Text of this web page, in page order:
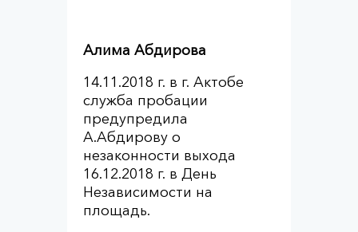
Алима Абдирова
14.11.2018 г. в г. Актобе
служба пробации
предупредила
А.Абдирову о
незаконности выхода
16.12.2018 г. в День
Независимости на
площадь.